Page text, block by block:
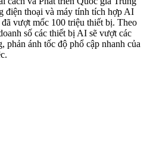
điện thoại và máy tính tích hợp AI
vượt mốc 100 triệu thiết bị. Theo
số các thiết bị AI sẽ vượt các
phản ánh tốc độ phổ cập nhanh của